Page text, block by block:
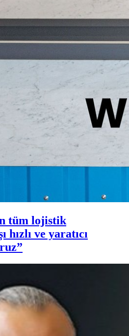
tüm lojistik
hızlı ve yaratıcı